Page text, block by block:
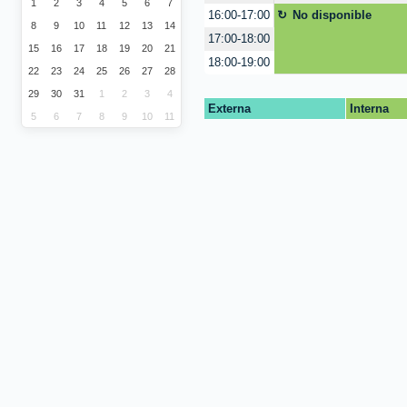
1 2 3 4 5 6 7
8 9 10 11 12 13 14
15 16 17 18 19 20 21
22 23 24 25 26 27 28
29 30 31 1 2 3 4
5 6 7 8 9 10 11
16:00-17:00
No disponible
17:00-18:00
18:00-19:00
Externa Interna